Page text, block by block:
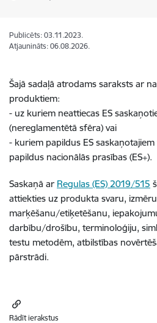
Publicēts: 03.11.2023.
Atjaunināts: 06.08.2026.
Šajā sadaļā atrodams saraksts ar
produktiem:
- uz kuriem neattiecas ES
(nereglamentētā sfēra) vai
- kuriem papildus ES
papildus nacionālās prasības (ES+).
Saskaņā ar Regulas (ES) 2019/515
attiekties uz produkta svaru,
marķēšanu/etiķetēšanu,
darbību/drošību, terminoloģiju,
testu metodēm, atbilstības
pārstrādi.
Rādīt ierakstus